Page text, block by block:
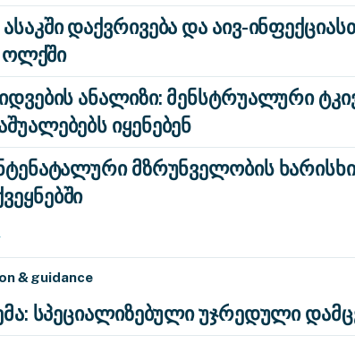
დაქვრივება და აივ-
ოლქში
ანალიზი: მენსტრუალური
იყენებენ
მზრუნველობის
& guidance
სპეციალიზებული უჯრედული